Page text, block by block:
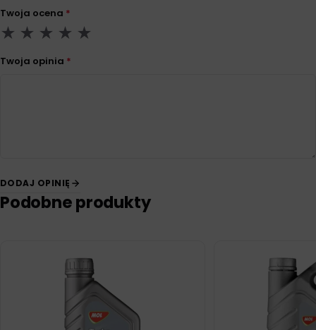
Twoja ocena *
Twoja opinia *
DODAJ OPINIĘ
Podobne produkty